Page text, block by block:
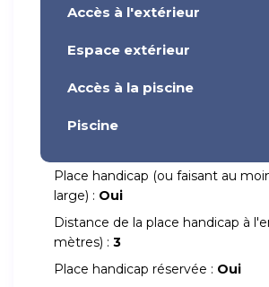
Accès à l'extérieur
Espace extérieur
Accès à la piscine
Piscine
Place handicap (ou faisant au
large) : Oui
Distance de la place handicap à
mètres) : 3
Place handicap réservée : Oui